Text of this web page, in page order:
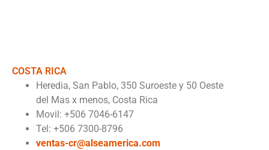
COSTA RICA
Heredia, San Pablo, 350 Suroeste y 50 Oeste
del Mas x menos, Costa Rica
Movil: +506 7046-6147
Tel: +506 7300-8796
ventas-cr@alseamerica.com